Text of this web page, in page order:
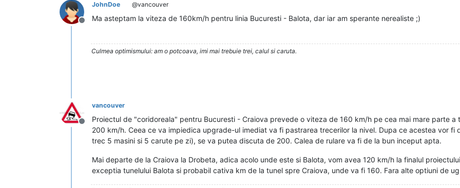
Deconectat
JohnDoe @vancouver
Ma asteptam la viteza de 160km/h pentru linia Bucuresti - Balota, dar iar am sperante nerealiste ;)
Culmea optimismului: am o potcoava, imi mai trebuie trei, calul si caruta.
Deconectat
vancouver
Proiectul de "coridoreala" pentru Bucuresti - Craiova prevede o viteza de 160 km/h pe cea mai mare parte
200 km/h. Ceea ce va impiedica upgrade-ul imediat va fi pastrarea trecerilor la nivel. Dupa ce acestea vor fi
trec 5 masini si 5 carute pe zi), se va putea discuta de 200. Calea de rulare va fi de la bun inceput apta.
Mai departe de la Craiova la Drobeta, adica acolo unde este si Balota, vom avea 120 km/h la finalul
exceptia tunelului Balota si probabil cativa km de la tunel spre Craiova, unde va fi 160. Fara alte optiuni de